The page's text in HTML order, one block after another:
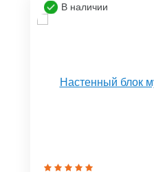
В наличии